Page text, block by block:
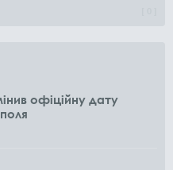
офіційну дату